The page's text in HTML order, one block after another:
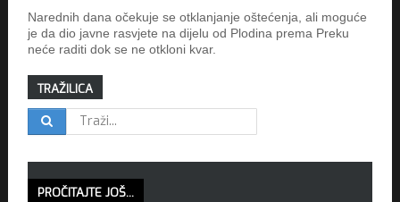
Narednih dana očekuje se otklanjanje oštećenja, ali moguće
je da dio javne rasvjete na dijelu od Plodina prema Preku
neće raditi dok se ne otkloni kvar.
TRAŽILICA
PROČITAJTE JOŠ...